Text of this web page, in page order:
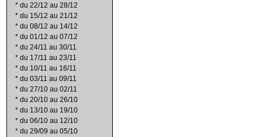
* du 22/12 au 28/12
* du 15/12 au 21/12
* du 08/12 au 14/12
* du 01/12 au 07/12
* du 24/11 au 30/11
* du 17/11 au 23/11
* du 10/11 au 16/11
* du 03/11 au 09/11
* du 27/10 au 02/11
* du 20/10 au 26/10
* du 13/10 au 19/10
* du 06/10 au 12/10
* du 29/09 au 05/10